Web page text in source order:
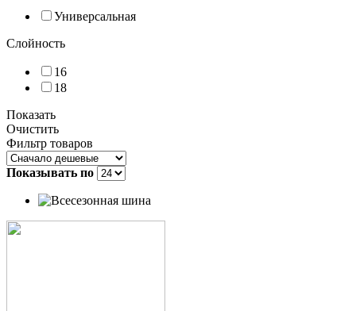
Универсальная
Слойность
16
18
Показать
Очистить
Фильтр товаров
Показывать по